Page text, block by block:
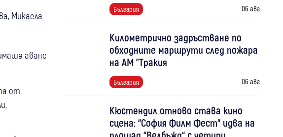
Микаела
аванс
от
България 06 авг
Километрично задръстване по
обходните маршрути след пожара
на АМ "Тракия
България 06 авг
Кюстендил отново става кино
сцена: “София Филм Фест“ идва на